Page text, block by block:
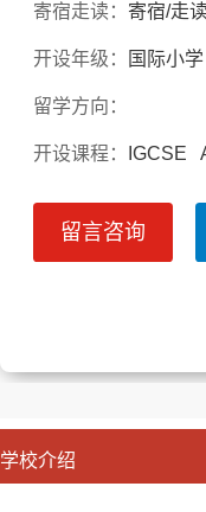
寄宿走读： 寄宿/走
开设年级： 国际小
留学方向：
开设课程： IGCSE
留言咨询
学校介绍